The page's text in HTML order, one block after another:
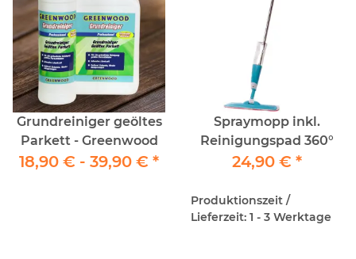
Grundreiniger geöltes
Parkett - Greenwood
18,90 € - 39,90 € *
Spraymopp inkl.
Reinigungspad 360°
24,90 € *
Produktionszeit /
Lieferzeit: 1 - 3 Werktage